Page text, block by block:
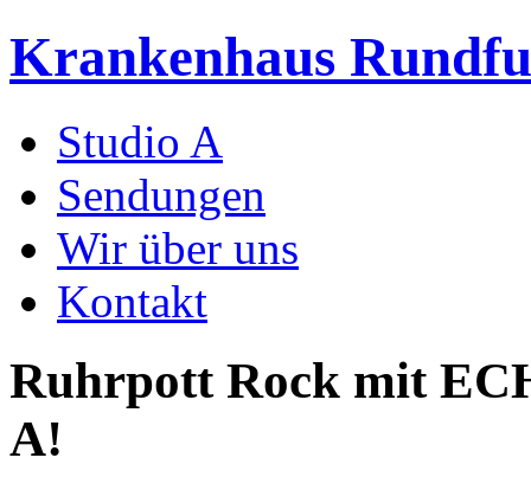
Krankenhaus
Studio A
Sendungen
Wir über uns
Kontakt
Ruhrpott Rock mit
A!